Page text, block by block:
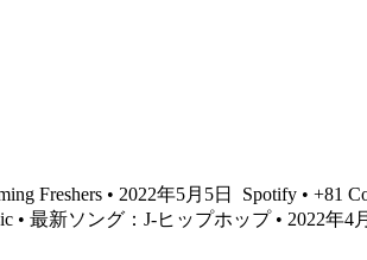
Freshers • 2022年5月5日 Spotify • +81
• 最新ソング：J-ヒップホップ • 2022年4